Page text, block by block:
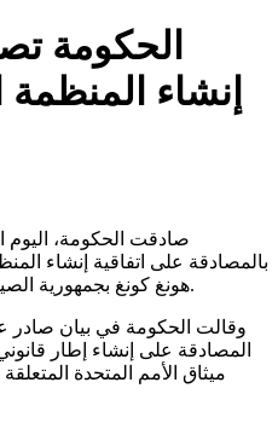
الحكومة
إﻧﺸﺎء
صادقت الحكومة، اليوم
ﺑﺎﻟﻤﺼﺎدﻗﺔ ﻋﻠﻰ اﺗﻔﺎﻗﻴﺔ إﻧﺸﺎء
ﻫﻮﻧﻎ ﻛﻮﻧﻎ ﺑﺠﻤﻬﻮرﻳﺔ اﻟﺼﻴﻦ اﻟﺸﻌﺒﻴﺔ ﺑﺘﺎرﻳﺦ الـ 30 ﻣﺎﻳﻮ 2025.
وقالت الحكومة في بيان صادر
ﻣﻴﺜﺎق الأمم اﻟﻤﺘﺤﺪة